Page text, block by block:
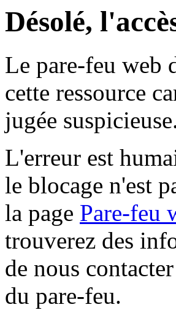
Désolé,
Le pare-feu web
cette ressource
jugée
L'erreur est
le blocage n'est
la page Pare-feu
trouverez des
de nous
du pare-feu.